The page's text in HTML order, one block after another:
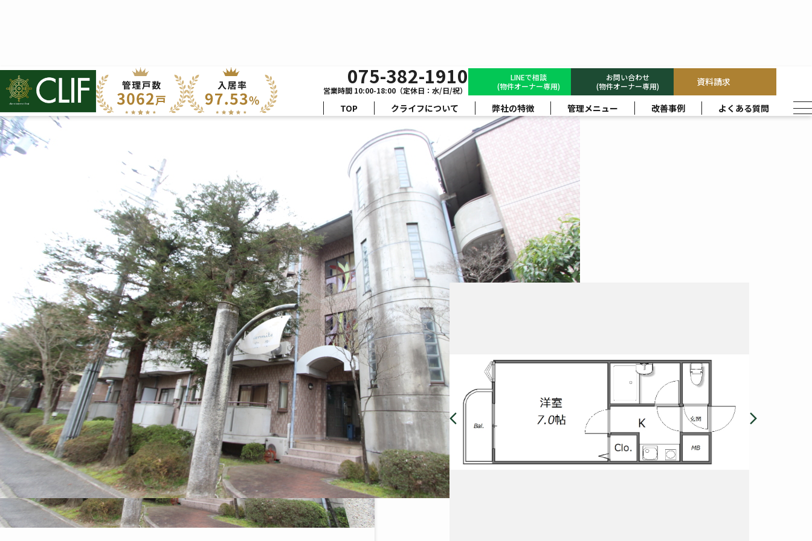
075-382-1910
営業時間 10:00-18:00（定休日：水/日/祝）
LINEで相談
(物件オーナー専用)
お問い合わせ
(物件オーナー専用)
資料請求
TOP クライフについて 弊社の特徴 管理メニュー 改善事例 よくある質問
ハーミテージ安朱
株式会社クライフ>
ハーミテージ安朱
間取り